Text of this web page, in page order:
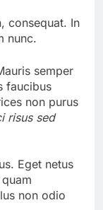
consequat. In
nunc.
semper
faucibus
non purus
risus sed
Eget netus
non odio